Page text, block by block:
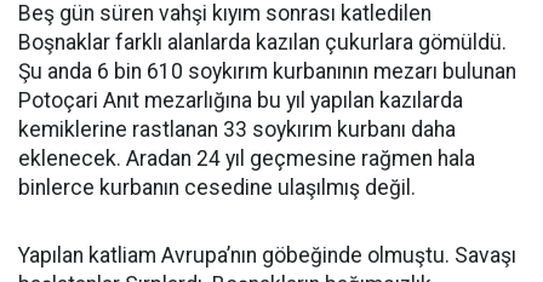
Beş gün süren vahşi kıyım sonrası katledilen
Boşnaklar farklı alanlarda kazılan çukurlara gömüldü.
Şu anda 6 bin 610 soykırım kurbanının mezarı bulunan
Potoçari Anıt mezarlığına bu yıl yapılan kazılarda
kemiklerine rastlanan 33 soykırım kurbanı daha
eklenecek. Aradan 24 yıl geçmesine rağmen hala
binlerce kurbanın cesedine ulaşılmış değil.
Yapılan katliam Avrupa’nın göbeğinde olmuştu. Savaşı